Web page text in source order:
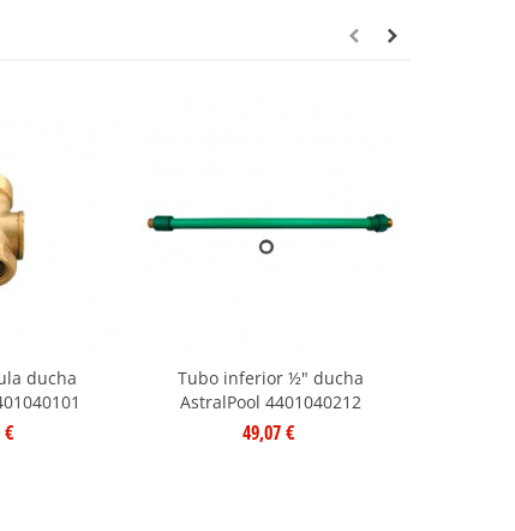
ducha
Tubo inferior ½" ducha
AstralPool 4401040212
49,07 €